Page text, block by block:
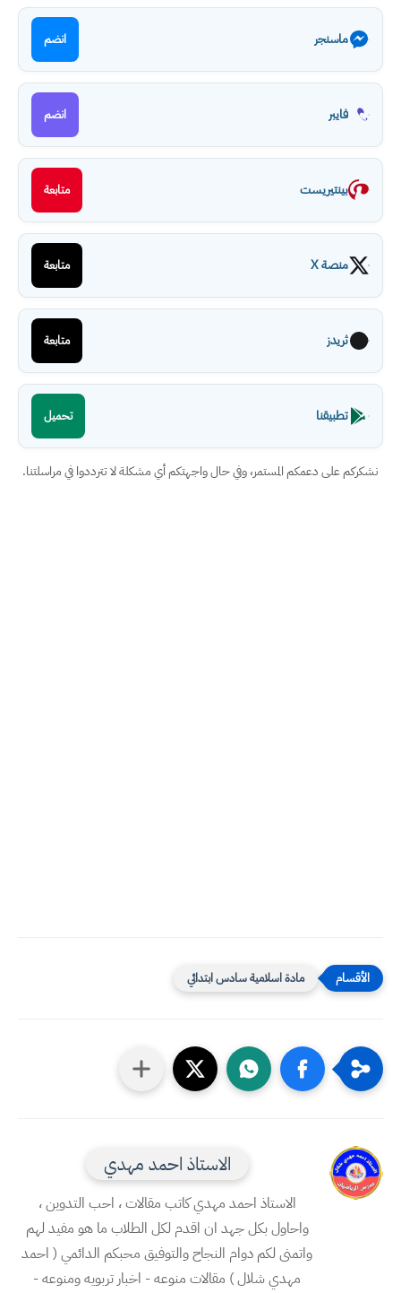
ماسنجر انضم
فايبر انضم
بينتيريست متابعة
منصة X متابعة
ثريدز متابعة
تطبيقنا تحميل
نشكركم على دعمكم المستمر، وفي حال واجهتكم أي مشكلة لا تترددوا في مراسلتنا.
مادة اسلامية سادس ابتدائي
الاستاذ احمد مهدي
الاستاذ احمد مهدي كاتب مقالات ، احب التدوين ،
واحاول بكل جهد ان اقدم لكل الطلاب ما هو مفيد لهم
واتمنى لكم دوام النجاح والتوفيق محبكم الدائمي ( احمد
مهدي شلال ) مقالات منوعه - اخبار تربويه ومنوعه -